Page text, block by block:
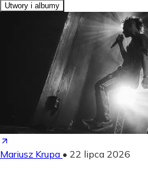
Utwory i albumy
Mariusz Krupa • 22 lipca 2026